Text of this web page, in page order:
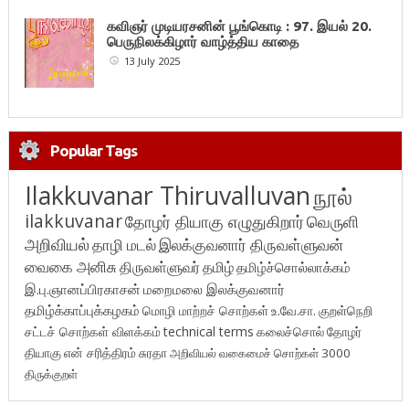
கவிஞர் முடியரசனின் பூங்கொடி : 97. இயல் 20.
பெருநிலக்கிழார் வாழ்த்திய காதை
13 July 2025
Popular Tags
Ilakkuvanar Thiruvalluvanநூல்
ilakkuvanarதோழர் தியாகு எழுதுகிறார்வெருளி
அறிவியல்தாழி மடல்இலக்குவனார் திருவள்ளுவன்
வைகை அனிசுதிருவள்ளுவர்தமிழ்தமிழ்ச்சொல்லாக்கம்
இ.பு.ஞானப்பிரகாசன் மறைமலை இலக்குவனார்
தமிழ்க்காப்புக்கழகம் மொழி மாற்றச் சொற்கள்உ.வே.சா. குறள்நெறி
சட்டச் சொற்கள் விளக்கம்technical terms கலைச்சொல்தோழர்
தியாகுஎன் சரித்திரம்சுரதாஅறிவியல் வகைமைச் சொற்கள் 3000
திருக்குறள்